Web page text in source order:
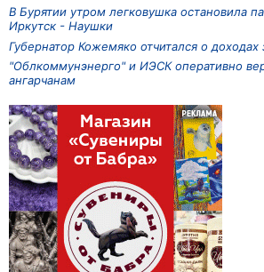
В Бурятии утром легковушка остановила
Иркутск - Наушки
Губернатор Кожемяко отчитался о
"Облкоммунэнерго" и ИЭСК оперативно
ангарчанам